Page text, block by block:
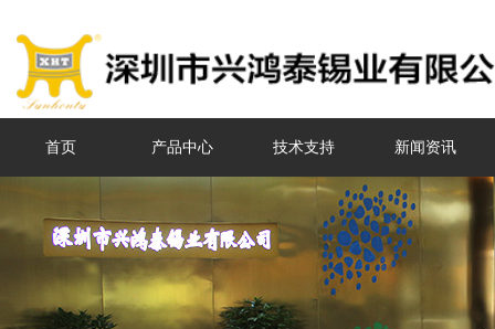
首页 产品中心 技术支持 新闻资讯